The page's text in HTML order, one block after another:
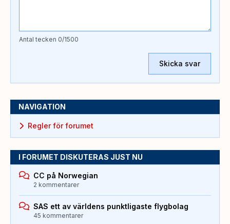
Antal tecken 0/1500
Skicka svar
NAVIGATION
Regler för forumet
I FORUMET DISKUTERAS JUST NU
CC på Norwegian
2 kommentarer
SAS ett av världens punktligaste flygbolag
45 kommentarer